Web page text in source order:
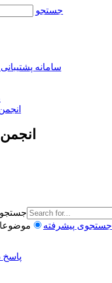
جستجو
جستجو
جستجوی پیشرفته
پاسخ